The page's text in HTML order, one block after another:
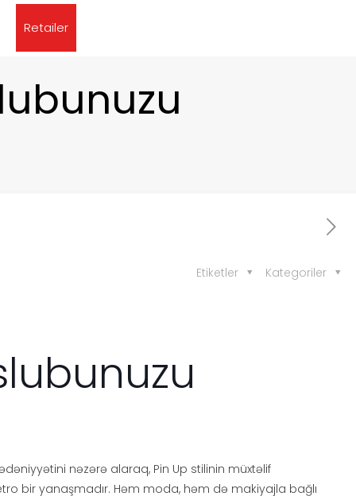
Retailer
Kategoriler
Etiketler
nəzərə alaraq, Pin Up stilinin müxtəlif
bir yanaşmadır. Həm moda, həm də makiyajla bağlı